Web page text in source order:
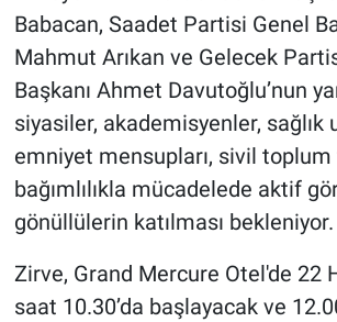
Babacan, Saadet Partisi Genel
Mahmut Arıkan ve Gelecek
Başkanı Ahmet Davutoğlu’nun
siyasiler, akademisyenler, sağlık
emniyet mensupları, sivil
bağımlılıkla mücadelede aktif
gönüllülerin katılması bekleniyor.
Zirve, Grand Mercure Otel'de 22
saat 10.30’da başlayacak ve